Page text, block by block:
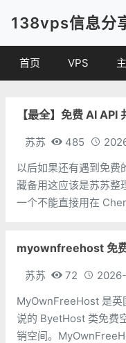
138vps信息分
首页 VPS
便宜VPS
VPS评测
虚
【最全】免费 AI
苏苏 485
以后如果还有遇到免费
藏备用这应该是苏苏整
一个不能直接用在
了。免
苏苏 72
MyOwnFreeHost 是英
说的 ByetHost 类免费
销空间。